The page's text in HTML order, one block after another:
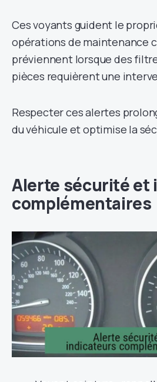
Ces voyants guident le
opérations de maintenance
préviennent lorsque des
pièces requièrent une
Respecter ces alertes
du véhicule et optimise la
Alerte sécurité et
complémentaires